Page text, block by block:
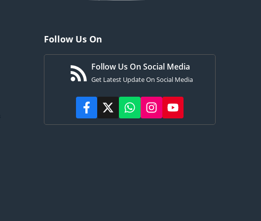
Follow Us On
Follow Us On Social Media
Get Latest Update On Social Media